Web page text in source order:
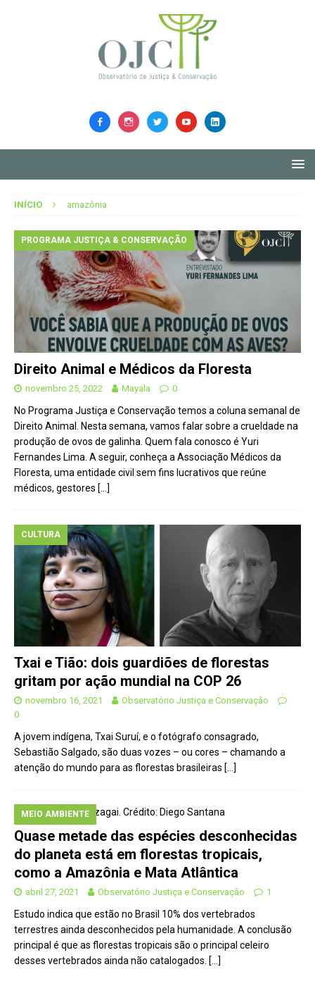
INÍCIO amazônia
PROGRAMA JUSTIÇA & CONSERVAÇÃO
Direito Animal e Médicos da Floresta
novembro 25, 2022 Mayala 0
No Programa Justiça e Conservação temos a coluna semanal de
Direito Animal. Nesta semana, vamos falar sobre a crueldade na
produção de ovos de galinha. Quem fala conosco é Yuri
Fernandes Lima. A seguir, conheça a Associação Médicos da
Floresta, uma entidade civil sem fins lucrativos que reúne
médicos, gestores […]
CULTURA
Txai e Tião: dois guardiões de florestas
gritam por ação mundial na COP 26
novembro 16, 2021
Observatório Justiça e Conservação
0
A jovem indígena, Txai Suruí, e o fotógrafo consagrado,
Sebastião Salgado, são duas vozes – ou cores – chamando a
atenção do mundo para as florestas brasileiras […]
MEIO AMBIENTE
Quase metade das espécies desconhecidas
do planeta está em florestas tropicais,
como a Amazônia e Mata Atlântica
abril 27, 2021 Observatório Justiça e Conservação 1
Estudo indica que estão no Brasil 10% dos vertebrados
terrestres ainda desconhecidos pela humanidade. A conclusão
principal é que as florestas tropicais são o principal celeiro
desses vertebrados ainda não catalogados. […]